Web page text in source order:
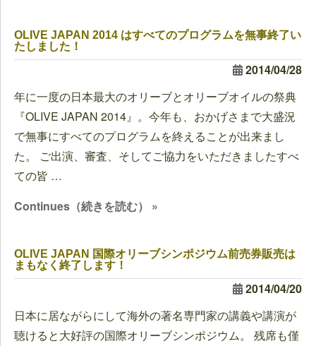
OLIVE JAPAN 2014 はすべてのプログラムを無事終了い
たしました！
2014/04/28
年に一度の日本最大のオリーブとオリーブオイルの祭典
『OLIVE JAPAN 2014』。今年も、おかげさまで大盛況
で無事にすべてのプログラムを終えることが出来まし
た。 ご出演、審査、そしてご協力をいただきましたすべ
ての皆 …
Continues（続きを読む） »
OLIVE JAPAN 国際オリーブシンポジウム前売券販売は
まもなく終了します！
2014/04/20
日本に居ながらにして海外の著名専門家の講義や講演が
聴けると大好評の国際オリーブシンポジウム。 残席も僅